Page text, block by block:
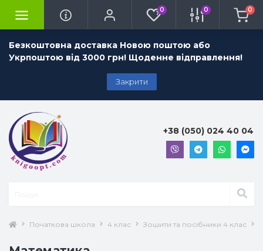
Безкоштовна доставка Новою поштою або
Укрпоштою від 3000 грн! Щоденне відправлення!
Закрити
0 0 0
+38 (050) 024 40 04
Початкова школа 4 клас Зошити та посібники 4 клас